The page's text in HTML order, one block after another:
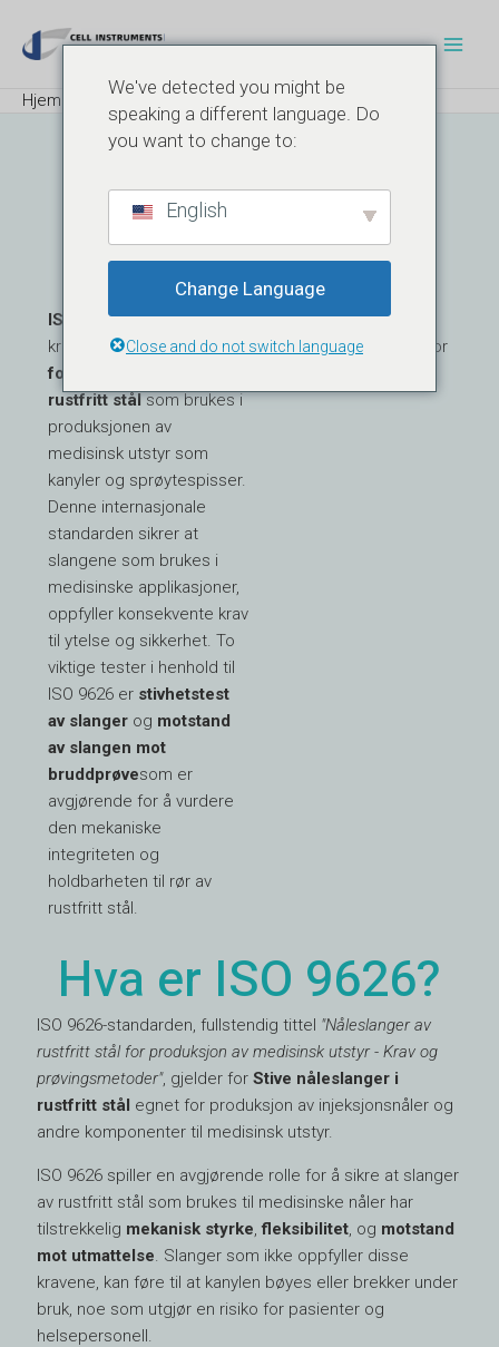
rett
innholdet
Hjem Blogg ISO 9626
ISO 9626
Test Av Nåleslanger I Rustfritt Stål
ISO 9626spesifiserer
kravene ogtestmetoder
for nåleslanger av
rustfritt stålsom brukes i
produksjonen av
medisinsk utstyr som
kanyler og sprøytespisser.
Denne internasjonale
standarden sikrer at
slangene som brukes i
medisinske applikasjoner,
oppfyller konsekvente krav
til ytelse og sikkerhet. To
viktige tester i henhold til
ISO 9626 er stivhetstest
av slanger og motstand
av slangen mot
bruddprøvesom er
avgjørende for å vurdere
den mekaniske
integriteten og
holdbarheten til rør av
rustfritt stål.
Hva er ISO 9626?
ISO 9626-standarden, fullstendig tittel "Nåleslanger av
rustfritt stål for produksjon av medisinsk utstyr - Krav og
prøvingsmetoder", gjelder forStive nåleslanger i
rustfritt stål egnet for produksjon av injeksjonsnåler og
andre komponenter til medisinsk utstyr.
ISO 9626 spiller en avgjørende rolle for å sikre at slanger
av rustfritt stål som brukes til medisinske nåler har
tilstrekkelig mekanisk styrke,fleksibilitet, og motstand
mot utmattelse. Slanger som ikke oppfyller disse
kravene, kan føre til at kanylen bøyes eller brekker under
bruk, noe som utgjør en risiko for pasienter og
helsepersonell.
etter
We've detected you might be
speaking a different language. Do
you want to change to:
English
Change Language
Close and do not switch language